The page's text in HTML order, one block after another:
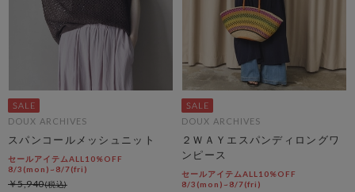
DOUX ARCHIVES
スパンコールメッシュニット
セールアイテムALL10%OFF
8/3(mon)~8/7(fri)
￥5,940
DOUX ARCHIVES
２ＷＡＹエスパンディロングワ
ンピース
セールアイテムALL10%OFF
8/3(mon)~8/7(fri)